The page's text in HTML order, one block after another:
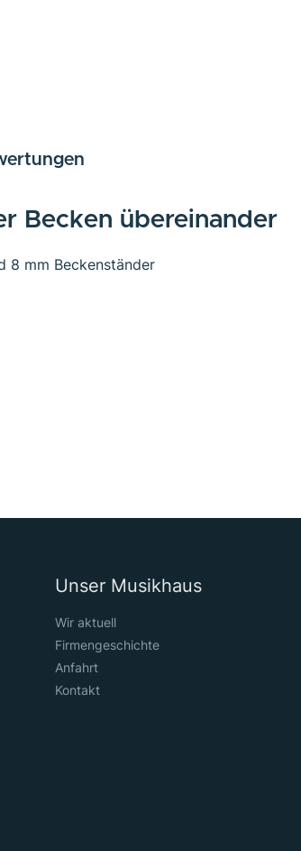
Becken übereinander
8 mm Beckenständer
Unser Musikhaus
Wir aktuell
Firmengeschichte
Anfahrt
Kontakt